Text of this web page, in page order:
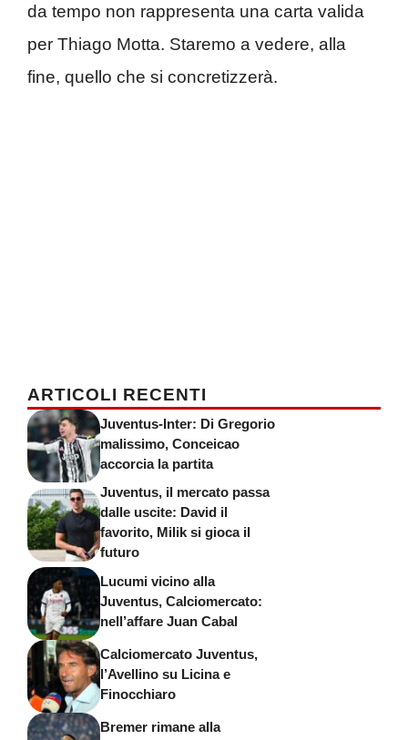
da tempo non rappresenta una carta valida
per Thiago Motta. Staremo a vedere, alla
fine, quello che si concretizzerà.
ARTICOLI RECENTI
Juventus-Inter: Di Gregorio
malissimo, Conceicao
accorcia la partita
Juventus, il mercato passa
dalle uscite: David il
favorito, Milik si gioca il
futuro
Lucumi vicino alla
Juventus, Calciomercato:
nell’affare Juan Cabal
Calciomercato Juventus,
l’Avellino su Licina e
Finocchiaro
Bremer rimane alla